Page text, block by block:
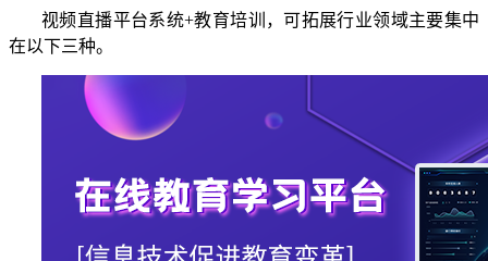
视频直播平台系统+教育培训，可拓展行业领域主要集中
在以下三种。